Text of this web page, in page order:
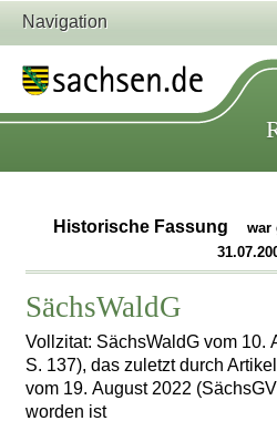
Navigation
Historische Fassung
war
SächsWaldG
Vollzitat: SächsWaldG vom 10.
S. 137), das zuletzt durch
vom 19. August 2022
worden ist